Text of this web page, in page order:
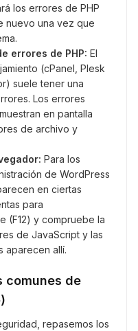
los errores de PHP
nuevo una vez que
errores de PHP: El
(cPanel, Plesk
suele tener una
Los errores
en pantalla
de archivo y
Para los
de WordPress
en ciertas
para
(F12) y compruebe la
de JavaScript y las
aparecen allí.
comunes de
repasemos los